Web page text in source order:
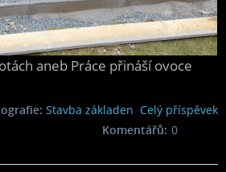
aneb Práce přináší ovoce
Celý příspěvek
Stavba základen
0
Komentářů: